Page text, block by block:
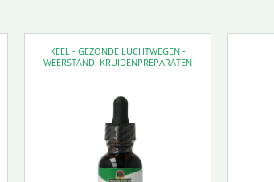
KEEL - GEZONDE LUCHTWEGEN -
WEERSTAND KRUIDENPREPARATEN